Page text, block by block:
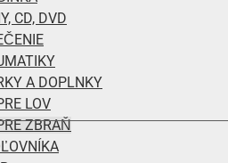
CD, DVD
A DOPLNKY
LOV
ZBRAŇ